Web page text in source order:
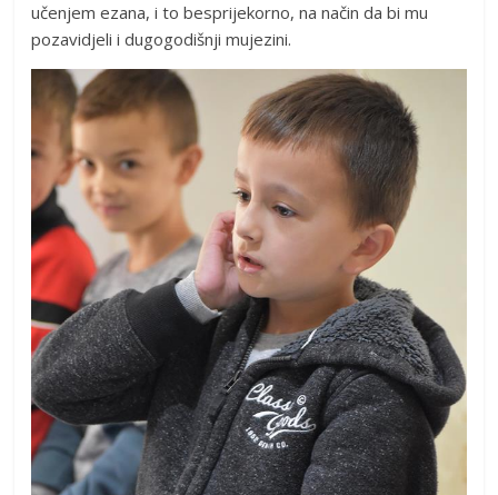
učenjem ezana, i to besprijekorno, na način da bi mu
pozavidjeli i dugogodišnji mujezini.